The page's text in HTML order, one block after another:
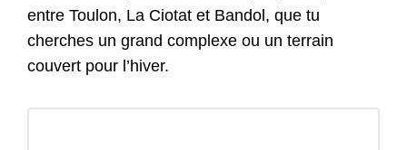
entre Toulon, La Ciotat et Bandol, que tu
cherches un grand complexe ou un terrain
couvert pour l’hiver.